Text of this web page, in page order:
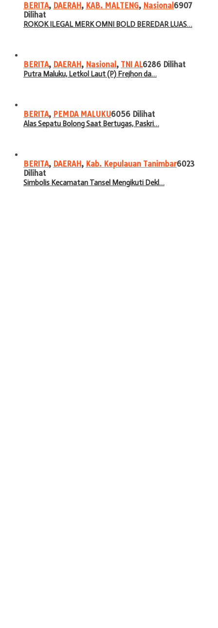
BERITA, DAERAH, KAB. MALTENG, Nasional 6907
Dilihat
ROKOK ILEGAL MERK OMNI BOLD BEREDAR LUAS…
BERITA, DAERAH, Nasional , TNI AL6286 Dilihat
Putra Maluku, Letkol Laut (P) Frejhon da…
BERITA, PEMDA MALUKU6056 Dilihat
Alas Sepatu Bolong Saat Bertugas, Paskri…
BERITA, DAERAH, Kab. Kepulauan Tanimbar6023
Dilihat
Simbolis Kecamatan Tansel Mengikuti Dekl…